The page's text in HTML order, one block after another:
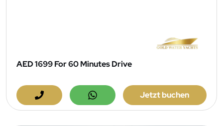
AED 1699For 60 Minutes Drive
Jetzt buchen